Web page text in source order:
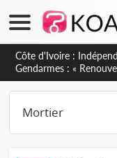
Côte d'Ivoire :
Gendarmes : «
notre mission avec
dévouement »